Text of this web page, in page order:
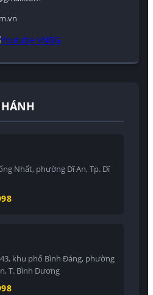
Nhất, phường Dĩ An, Tp. Dĩ
khu phố Bình Đáng, phường
T. Bình Dương